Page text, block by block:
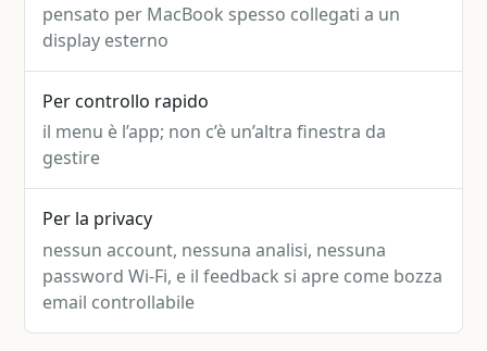
pensato per MacBook spesso collegati a un
display esterno
Per controllo rapido
il menu è l’app; non c’è un’altra finestra da
gestire
Per la privacy
nessun account, nessuna analisi, nessuna
password Wi-Fi, e il feedback si apre come bozza
email controllabile